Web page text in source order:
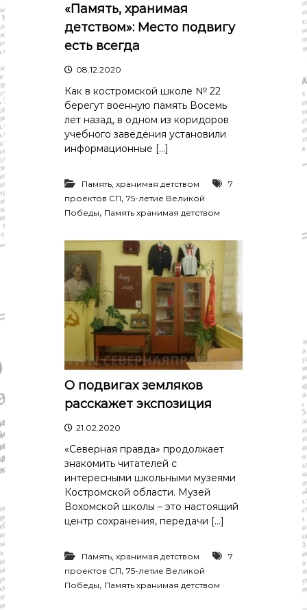
«Память, хранимая
детством»: Место подвигу
есть всегда
08.12.2020
Как в костромской школе № 22
берегут военную память Восемь
лет назад, в одном из коридоров
учебного заведения установили
информационные […]
Память, хранимая детством
7
проектов СП,75-летие Великой
Победы, Память хранимая детством
О подвигах земляков
расскажет экспозиция
21.02.2020
«Северная правда» продолжает
знакомить читателей с
интересными школьными музеями
Костромской области. Музей
Вохомской школы – это настоящий
центр сохранения, передачи […]
Память, хранимая детством
7
проектов СП,75-летие Великой
Победы, Память хранимая детством